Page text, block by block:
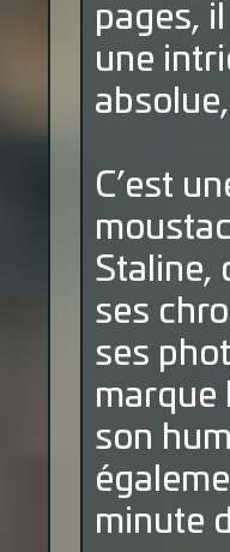
pages,
une
C’est
Staline,
ses
ses
marque
son
minute